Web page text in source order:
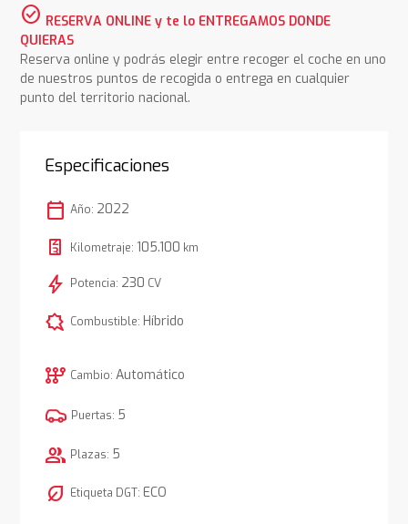
check_circle RESERVA ONLINE y te lo ENTREGAMOS DONDE
QUIERAS
Reserva online y podrás elegir entre recoger el coche en uno
de nuestros puntos de recogida o entrega en cualquier
punto del territorio nacional.
Especificaciones
calendar_today Año: 2022
Kilometraje: 105.100 km
bolt Potencia: 230 CV
comic_bubble Combustible: Híbrido
auto_transmission Cambio: Automático
Puertas: 5
group Plazas: 5
nest_eco_leaf Etiqueta DGT: ECO